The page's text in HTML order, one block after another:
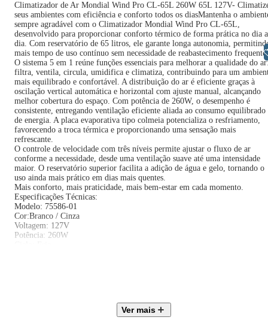
Climatizador de Ar Mondial Wind Pro CL-65L 260W 65L 127V-
seus ambientes com eficiência e conforto todos os diasMantenha o
sempre agradável com o Climatizador Mondial Wind Pro CL-65L,
desenvolvido para proporcionar conforto térmico de forma prática no dia a
dia. Com reservatório de 65 litros, ele garante longa autonomia,
mais tempo de uso contínuo sem necessidade de reabastecimento frequente.
O sistema 5 em 1 reúne funções essenciais para melhorar a qualidade do
filtra, ventila, circula, umidifica e climatiza, contribuindo para um
mais equilibrado e confortável. A distribuição do ar é eficiente graças à
oscilação vertical automática e horizontal com ajuste manual, alcançando
melhor cobertura do espaço. Com potência de 260W, o desempenho é
consistente, entregando ventilação eficiente aliada ao consumo equilibrado
de energia. A placa evaporativa tipo colmeia potencializa o resfriamento,
favorecendo a troca térmica e proporcionando uma sensação mais
refrescante.
O controle de velocidade com três níveis permite ajustar o fluxo de ar
conforme a necessidade, desde uma ventilação suave até uma intensidade
maior. O reservatório superior facilita a adição de água e gelo, tornando o
uso ainda mais prático em dias mais quentes.
Mais conforto, mais praticidade, mais bem-estar em cada momento.
Especificações Técnicas:
Modelo: 75586-01
Cor:Branco / Cinza
Voltagem: 127V
Potência: 260W
Dimensões do produto: 105 A X 64,5 L X 44,5 P cm
Ver mais
Libras